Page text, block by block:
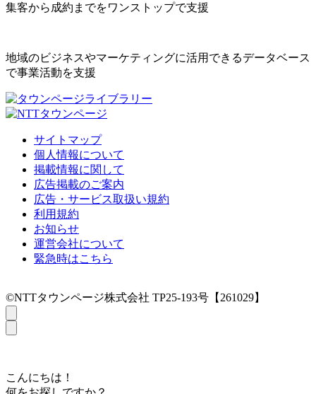
集客から成約までをワンストップで支援
地域のビジネスやマーケティングに活用できるデータベース
で事業活動を支援
サイトマップ
個人情報について
掲載情報に関して
広告掲載のご案内
広告・サービス取扱い規約
利用規約
お知らせ
運営会社について
緊急時はこちら
©NTTタウンページ株式会社 TP25-193号【261029】
こんにちは！